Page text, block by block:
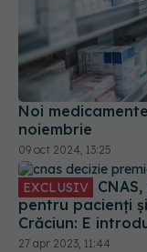
Noi
noiembrie
09 oct 2024, 13:25
EXCLUSIV
pentru pacienți
Crăciun: E
unde eram dacă
27 apr 2023, 11:44